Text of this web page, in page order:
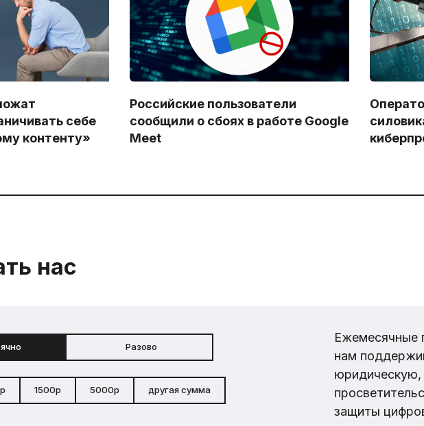
себе
контенту»
Российские пользователи
сообщили о сбоях в работе Google
Meet
нас
Разово
1500р 5000р другая сумма
Ежемесячные
нам
юридическую,
защиты